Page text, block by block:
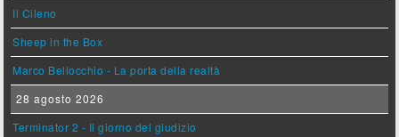
Il Cileno
Sheep in the Box
Marco Bellocchio - La porta della realtà
28 agosto 2026
Terminator 2 - Il giorno del giudizio